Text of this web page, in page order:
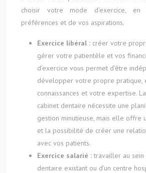
choisir votre mode d’exercice,
préférences et de vos aspirations.
Exercice libéral : créer votre
gérer votre patientèle et vos
d’exercice vous permet d’être
développer votre propre pratique,
connaissances et votre expertise.
cabinet dentaire nécessite une
gestion minutieuse, mais elle offre
et la possibilité de créer une
avec vos patients.
Exercice salarié :travailler au sein
dentaire existant ou d’un centre